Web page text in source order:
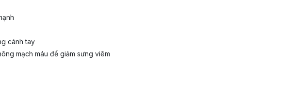
cánh tay
mạch máu để giảm sưng viêm